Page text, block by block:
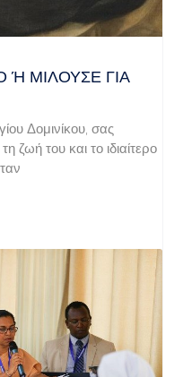
ΓΙΑ ΤΟ
Δομινίκου, σας
ζωή του και το ιδιαίτερο